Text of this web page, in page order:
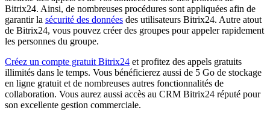
Bitrix24. Ainsi, de nombreuses procédures sont appliquées afin de
garantir la sécurité des données des utilisateurs Bitrix24. Autre atout
de Bitrix24, vous pouvez créer des groupes pour appeler rapidement
les personnes du groupe.
Créez un compte gratuit Bitrix24 et profitez des appels gratuits
illimités dans le temps. Vous bénéficierez aussi de 5 Go de stockage
en ligne gratuit et de nombreuses autres fonctionnalités de
collaboration. Vous aurez aussi accès au CRM Bitrix24 réputé pour
son excellente gestion commerciale.